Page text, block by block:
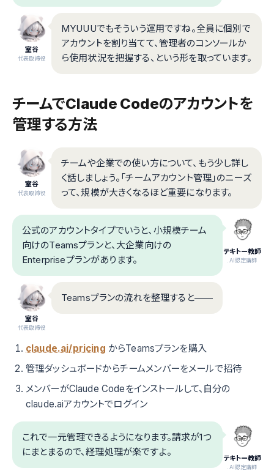
室谷
代表取締役
MYUUUでもそういう運用ですね。全員に個別で
アカウントを割り当てて、管理者のコンソールか
ら使用状況を把握する、という形を取っています。
チームでClaude Codeのアカウントを
管理する方法
室谷
代表取締役
チームや企業での使い方について、もう少し詳し
く話しましょう。「チームアカウント管理」のニーズ
って、規模が大きくなるほど重要になります。
テキトー教師
.AI認定講師
公式のアカウントタイプでいうと、小規模チーム
向けのTeamsプランと、大企業向けの
Enterpriseプランがあります。
室谷
代表取締役
Teamsプランの流れを整理すると——
claude.ai/pricing からTeamsプランを購入
管理ダッシュボードからチームメンバーをメールで招待
メンバーがClaude Codeをインストールして、自分の
claude.aiアカウントでログイン
テキトー教師
.AI認定講師
これで一元管理できるようになります。請求が1つ
にまとまるので、経理処理が楽ですよ。